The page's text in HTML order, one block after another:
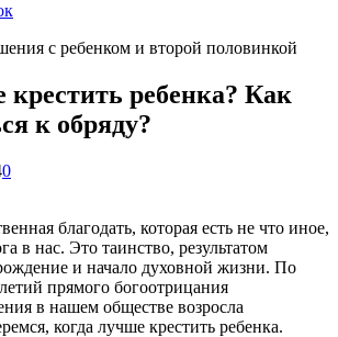
с ребенком и второй половинкой
крестить ребенка? Как
к обряду?
0
благодать, которая есть не что иное,
в нас. Это таинство, результатом
и начало духовной жизни. По
прямого богоотрицания
в нашем обществе возросла
когда лучше крестить ребенка.